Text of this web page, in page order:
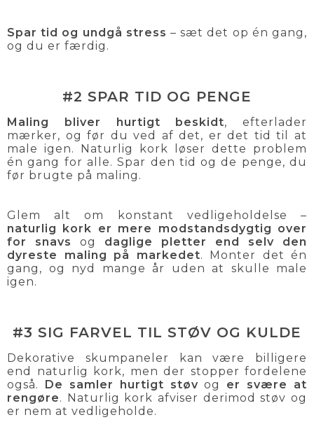
Spar tid og undgå stress – sæt det op én gang,
og du er færdig.
#2 SPAR TID OG PENGE
Maling bliver hurtigt beskidt, efterlader
mærker, og før du ved af det, er det tid til at
male igen. Naturlig kork løser dette problem
én gang for alle. Spar den tid og de penge, du
før brugte på maling.
Glem alt om konstant vedligeholdelse –
naturlig kork er mere modstandsdygtig over
for snavs
og daglige pletter end selv den
dyreste maling på markedet. Monter det én
gang, og nyd mange år uden at skulle male
igen.
#3 SIG FARVEL TIL STØV OG KULDE
Dekorative skumpaneler kan være billigere
end naturlig kork, men der stopper fordelene
også.
De samler hurtigt støv og er svære at
rengøre. Naturlig kork afviser derimod støv og
er nem at vedligeholde.